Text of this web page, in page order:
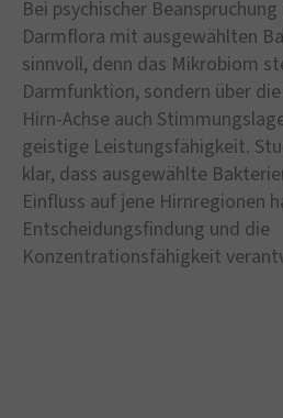
Bei psychischer
Darmflora mit ausgewählten
sinnvoll, denn das Mikrobiom
Darmfunktion, sondern über
Hirn-Achse auch
geistige Leistungsfähigkeit.
klar, dass ausgewählte
Einfluss auf jene Hirnregionen
Entscheidungsfindung und die
Konzentrationsfähigkeit